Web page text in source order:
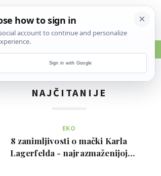
NAJČITANIJE
EKO
8 zanimljivosti o mački Karla
Lagerfelda - najrazmaženijoj
Sign in with Google